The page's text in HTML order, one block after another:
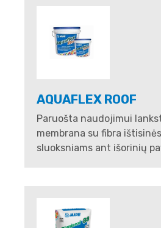
AQUAFLEX ROOF
Paruošta naudojimui
membrana su fibra
sluoksniams ant išorinių